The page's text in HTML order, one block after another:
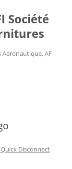
Société
Aeronautique, AF
Disconnect